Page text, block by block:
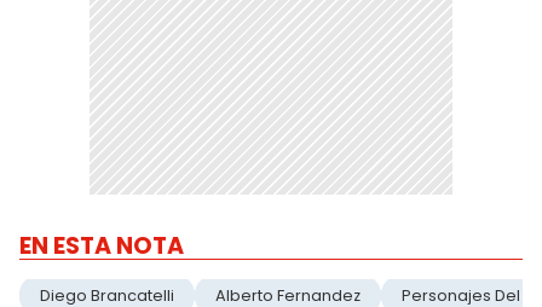
EN ESTA NOTA
Diego Brancatelli Alberto Fernandez Personajes Del